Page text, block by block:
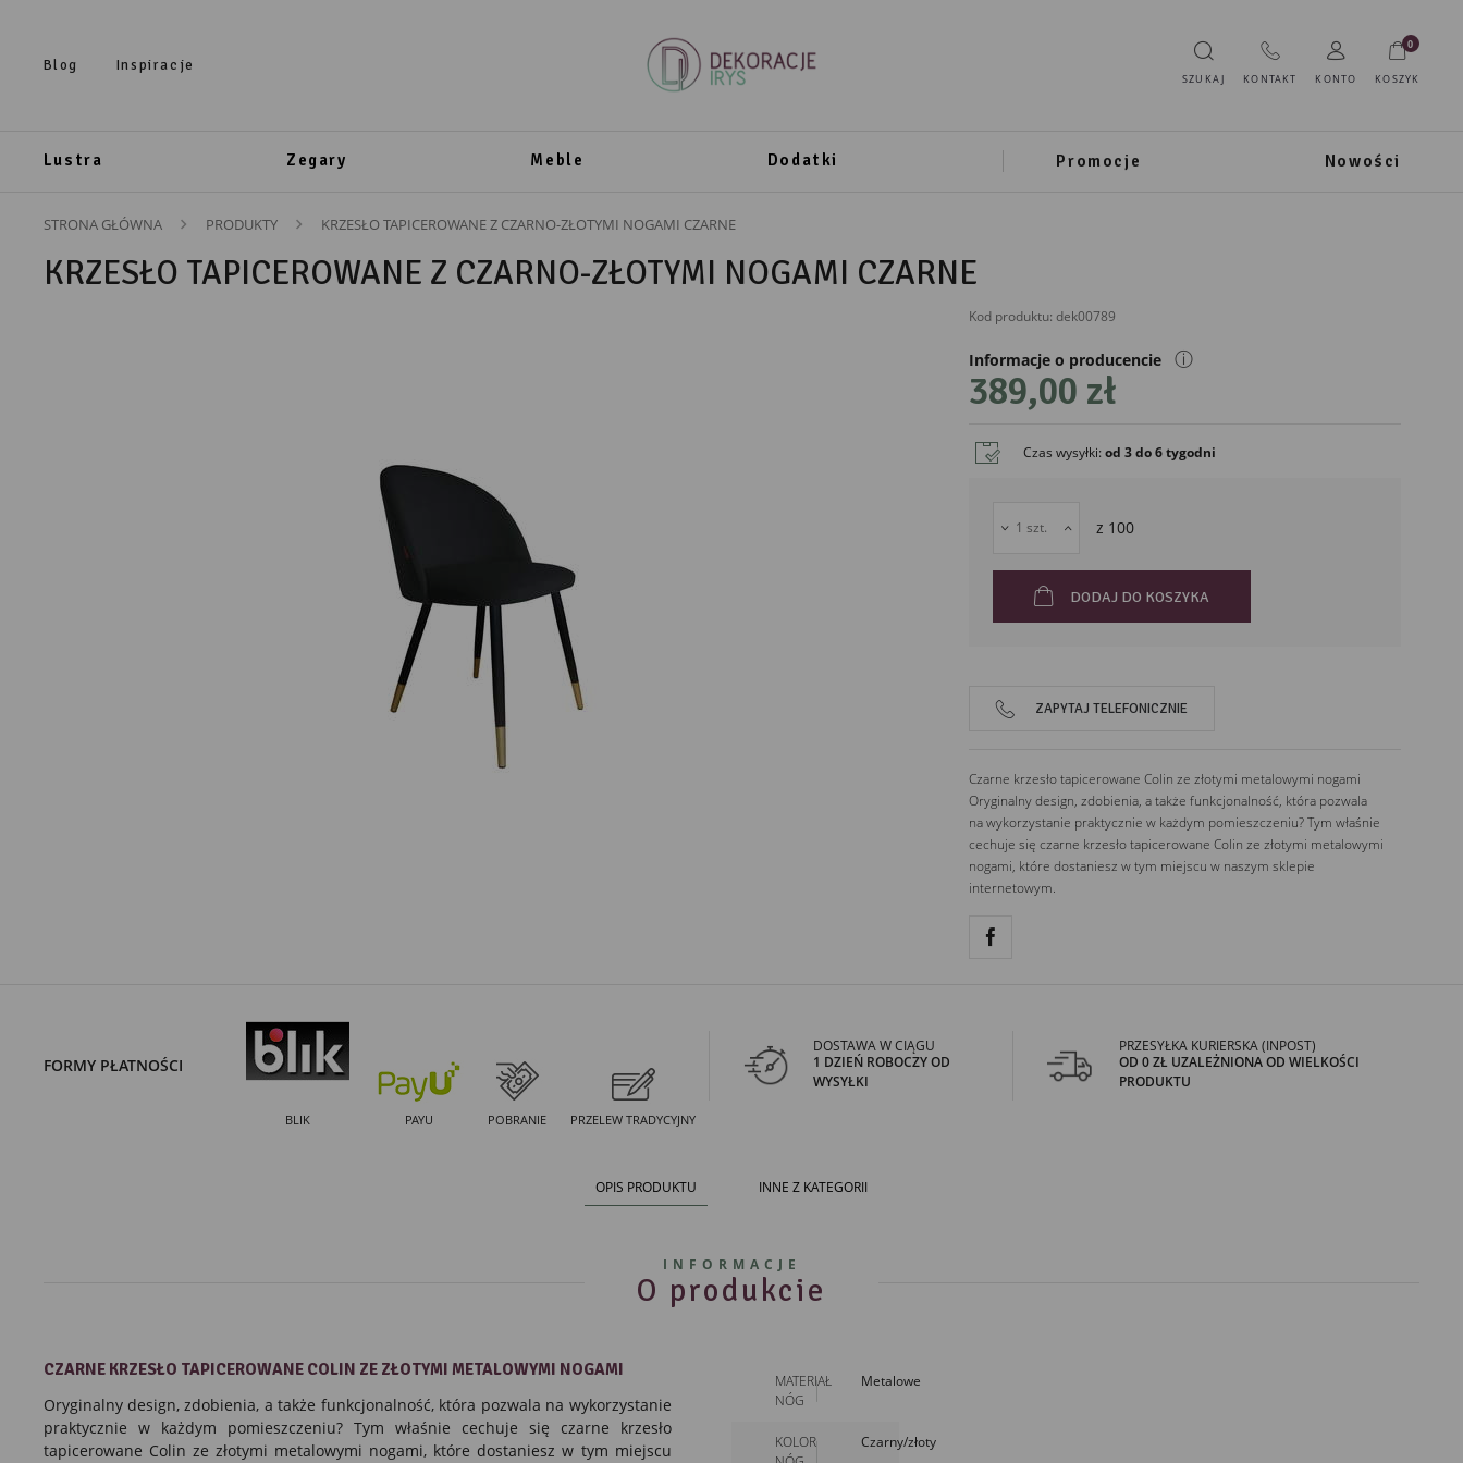
Blog Inspiracje
SZUKAJ KONTAKT KONTO KOSZYK
0
Lustra Zegary Meble Dodatki Promocje Nowości
STRONA GŁÓWNA PRODUKTY KRZESŁO TAPICEROWANE Z CZARNO-ZŁOTYMI NOGAMI CZARNE
KRZESŁO TAPICEROWANE Z CZARNO-ZŁOTYMI NOGAMI CZARNE
Kod produktu: dek00789
Informacje o producencie ⓘ
389,00 zł
Czas wysyłki:od 3 do 6 tygodni
z 100
DODAJ DO KOSZYKA
ZAPYTAJ TELEFONICZNIE
Czarne krzesło tapicerowane Colin ze złotymi metalowymi nogami
Oryginalny design, zdobienia, a także funkcjonalność, która pozwala
na wykorzystanie praktycznie w każdym pomieszczeniu? Tym właśnie
cechuje się czarne krzesło tapicerowane Colin ze złotymi metalowymi
nogami, które dostaniesz w tym miejscu w naszym sklepie
internetowym.
FORMY PŁATNOŚCI
BLIK PAYU POBRANIE PRZELEW TRADYCYJNY
DOSTAWA W CIĄGU
1 DZIEŃ ROBOCZY OD
WYSYŁKI
PRZESYŁKA KURIERSKA (INPOST)
OD 0 ZŁ UZALEŻNIONA OD WIELKOŚCI
PRODUKTU
OPIS PRODUKTU INNE Z KATEGORII
INFORMACJE
O produkcie
CZARNE KRZESŁO TAPICEROWANE COLIN ZE ZŁOTYMI METALOWYMI NOGAMI
Oryginalny design, zdobienia, a także funkcjonalność, która pozwala na wykorzystanie
praktycznie w każdym pomieszczeniu? Tym właśnie cechuje się czarne krzesło
tapicerowane Colin ze złotymi metalowymi nogami, które dostaniesz w tym miejscu
MATERIAŁ
NÓG
Metalowe
KOLOR
Czarny/złoty